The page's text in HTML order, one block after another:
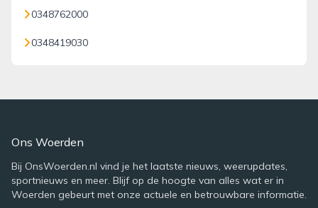
0348762000
0348419030
Ons Woerden
Bij OnsWoerden.nl vind je het laatste nieuws, weerupdates,
sportnieuws en meer. Blijf op de hoogte van alles wat er in
Woerden gebeurt met onze actuele en betrouwbare informatie.